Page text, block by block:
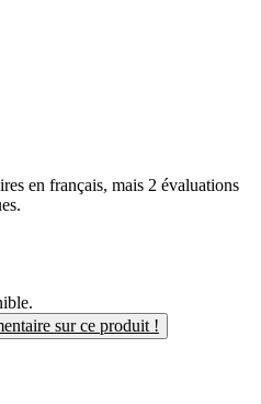
en français, mais 2 évaluations
sur ce produit !